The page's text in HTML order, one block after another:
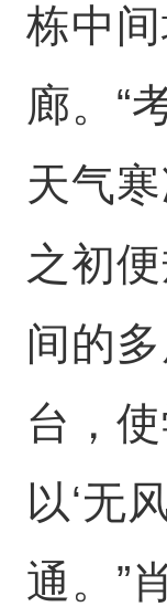
栋中
廊。“
天气
之初
间的
台，
以‘无
通。”